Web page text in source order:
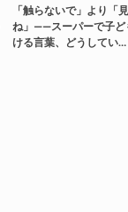
「触らないで」より「
ね」——スーパーで子ど
ける言葉、どうしてい…